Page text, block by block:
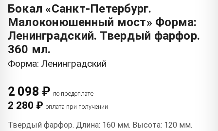
Бокал «Санкт-Петербург.
Малоконюшенный мост» Форма:
Ленинградский. Твердый фарфор.
360 мл.
Форма: Ленинградский
2 098 ₽ по предоплате
2 280 ₽ оплата при получении
Твердый фарфор. Длина: 160 мм. Высота: 120 мм.